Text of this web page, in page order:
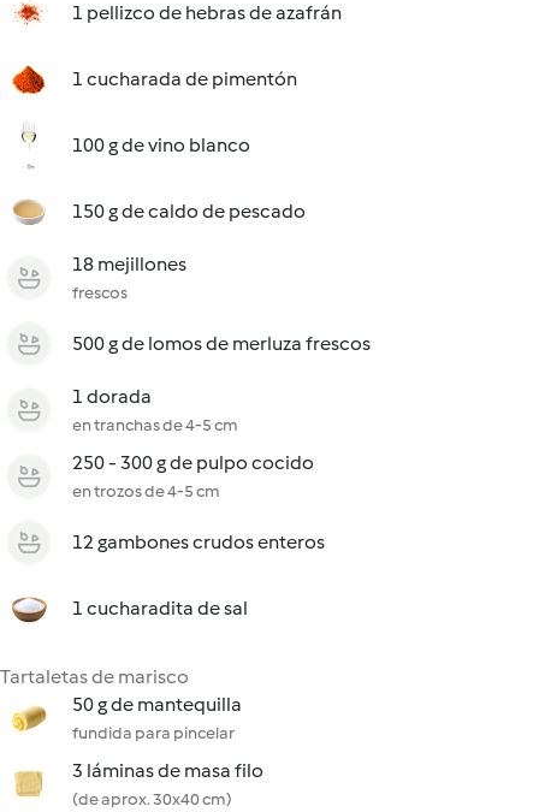
1 pellizco de hebras de azafrán
1 cucharada de pimentón
100 g de vino blanco
150 g de caldo de pescado
18 mejillones
frescos
500 g de lomos de merluza frescos
1 dorada
en tranchas de 4-5 cm
250 - 300 g de pulpo cocido
en trozos de 4-5 cm
12 gambones crudos enteros
1 cucharadita de sal
Tartaletas de marisco
50 g de mantequilla
fundida para pincelar
3 láminas de masa filo
(de aprox. 30x40 cm)